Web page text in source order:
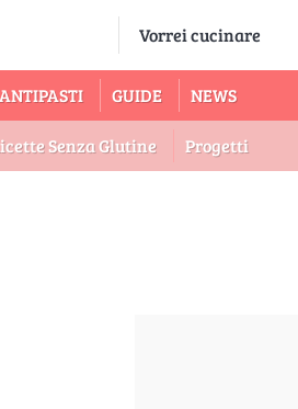
ANTIPASTI GUIDE NEWS
Senza Glutine Progetti